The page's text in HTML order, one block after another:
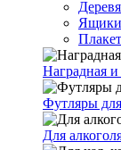
Наградная и
Футляры
Для